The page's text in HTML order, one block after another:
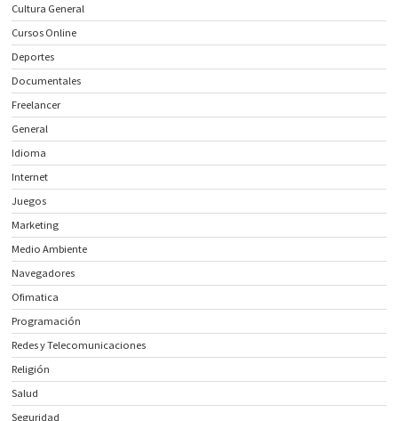
Cultura General
Cursos Online
Deportes
Documentales
Freelancer
General
Idioma
Internet
Juegos
Marketing
Medio Ambiente
Navegadores
Ofimatica
Programación
Redes y Telecomunicaciones
Religión
Salud
Seguridad